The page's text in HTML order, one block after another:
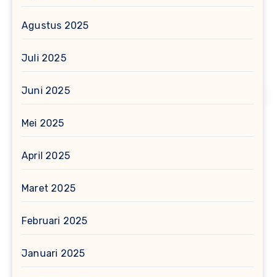
Agustus 2025
Juli 2025
Juni 2025
Mei 2025
April 2025
Maret 2025
Februari 2025
Januari 2025